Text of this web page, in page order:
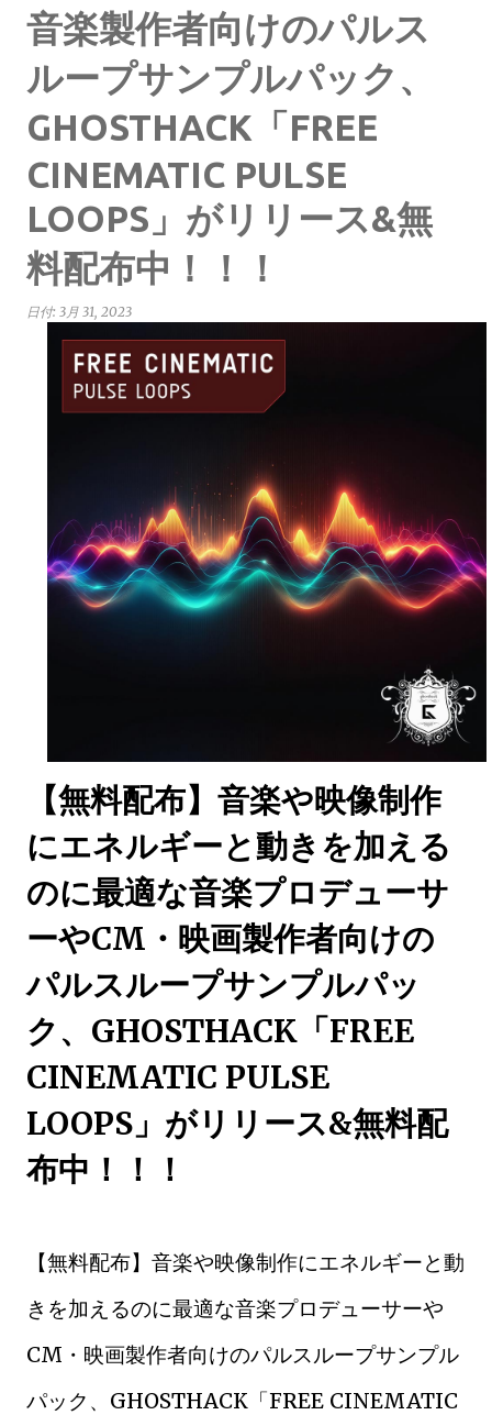
音楽製作者向けのパルス
ループサンプルパック、
GHOSTHACK「FREE
CINEMATIC PULSE
LOOPS」がリリース&無
料配布中！！！
日付: 3月 31, 2023
【無料配布】音楽や映像制作
にエネルギーと動きを加える
のに最適な音楽プロデューサ
ーやCM・映画製作者向けの
パルスループサンプルパッ
ク、GHOSTHACK「FREE
CINEMATIC PULSE
LOOPS」がリリース&無料配
布中！！！
【無料配布】音楽や映像制作にエネルギーと動
きを加えるのに最適な音楽プロデューサーや
CM・映画製作者向けのパルスループサンプル
パック、GHOSTHACK「FREE CINEMATIC